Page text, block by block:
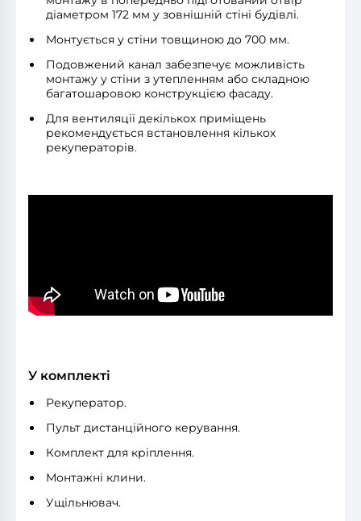
діаметром 172 мм у зовнішній стіні будівлі.
Монтується у стіни товщиною до 700 мм.
Подовжений канал забезпечує можливість
монтажу у стіни з утепленням або складною
багатошаровою конструкцією фасаду.
Для вентиляції декількох приміщень
рекомендується встановлення кількох
рекуператорів.
У комплекті
Рекуператор.
Пульт дистанційного керування.
Комплект для кріплення.
Монтажні клини.
Ущільнювач.